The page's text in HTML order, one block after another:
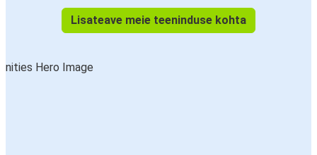
Lisateave meie teeninduse kohta